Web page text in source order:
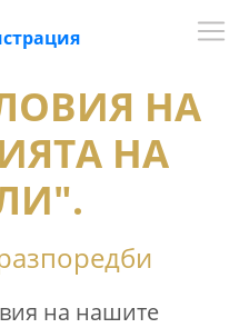
НА
НА
на нашите